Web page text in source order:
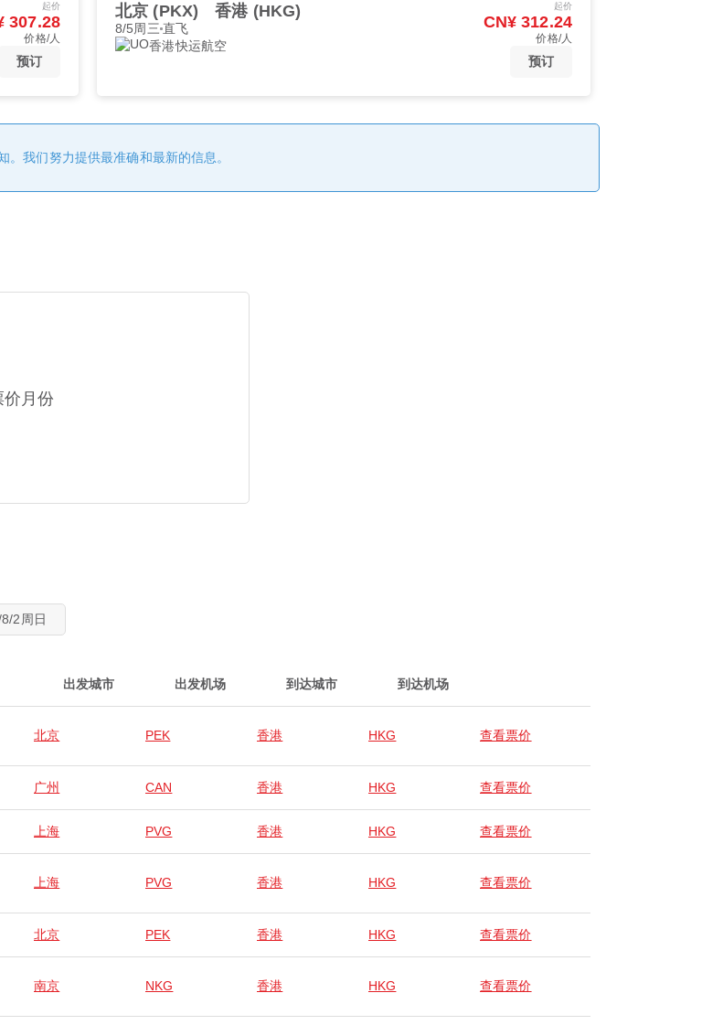
起价
307.28
价格/人
预订
北京 (PKX) 香港 (HKG)
8/5周三 直飞
香港快运航空
起价
CN¥ 312.24
价格/人
预订
我们努力提供最准确和最新的信息。
价月份
2周日
出发城市 出发机场 到达城市 到达机场
北京 PEK 香港 HKG 查看票价
广州 CAN 香港 HKG 查看票价
上海 PVG 香港 HKG 查看票价
上海 PVG 香港 HKG 查看票价
北京 PEK 香港 HKG 查看票价
南京 NKG 香港 HKG 查看票价